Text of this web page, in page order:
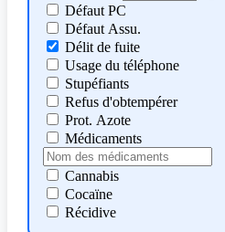
Défaut PC
Défaut Assu.
Délit de fuite
Usage du téléphone
Stupéfiants
Refus d'obtempérer
Prot. Azote
Médicaments
Cannabis
Cocaïne
Récidive